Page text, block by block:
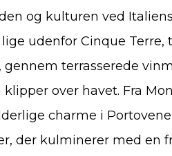
og kulturen ved
lige udenfor Cinque
gennem terrasserede
klipper over havet. Fra
charme i
der kulminerer med en